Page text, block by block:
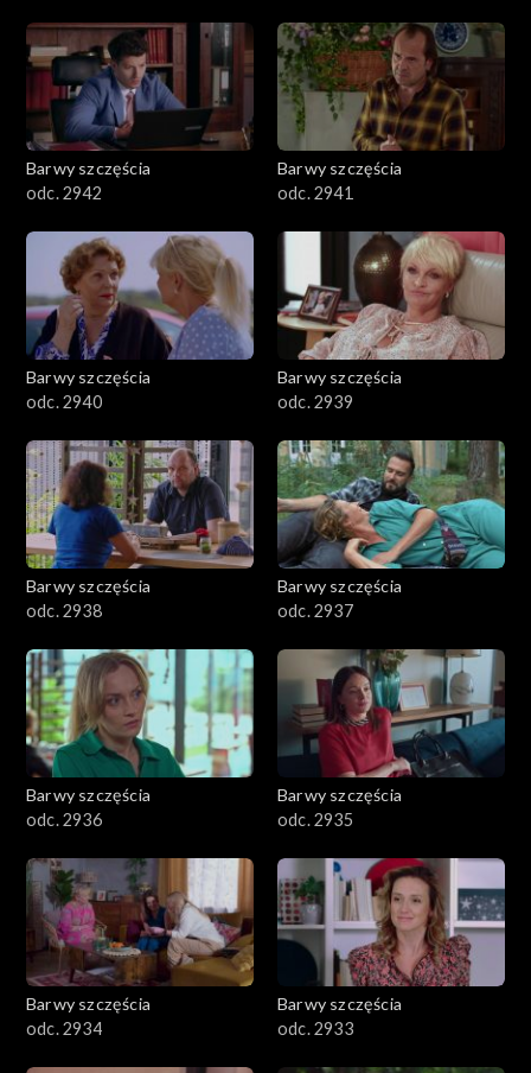
Barwy szczęścia
odc. 2942
Barwy szczęścia
odc. 2941
Barwy szczęścia
odc. 2940
Barwy szczęścia
odc. 2939
Barwy szczęścia
odc. 2938
Barwy szczęścia
odc. 2937
Barwy szczęścia
odc. 2936
Barwy szczęścia
odc. 2935
Barwy szczęścia
odc. 2934
Barwy szczęścia
odc. 2933